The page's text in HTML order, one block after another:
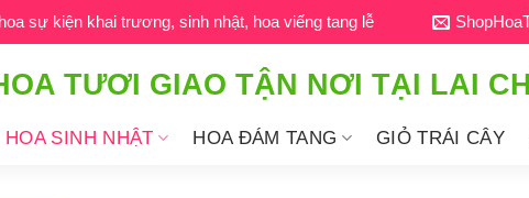
sự kiện khai trương, sinh nhật, hoa viếng tang lễ
TƯƠI GIAO TẬN NƠI TẠI LAI
HOA SINH NHẬT HOA ĐÁM TANG GIỎ TRÁI CÂY